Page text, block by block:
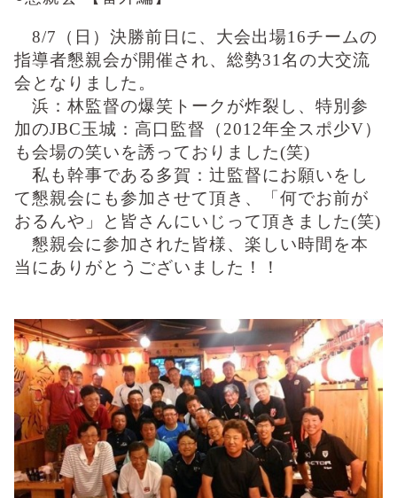
8/7 （日）決勝前日に、大会出場16チームの
指導者懇親会が開催され、総勢31 名の大交流
会となりました。
浜：林監督の爆笑トークが炸裂し、特別参
加のJBC玉城：高口監督（ 2012年全スポ少V）
も会場の笑いを誘っておりました(笑)
私も幹事である多賀：辻監督にお願いをし
て懇親会にも参加させて頂き、「何でお前が
おるんや」と皆さんにいじって頂きました(笑)
懇親会に参加された皆様、楽しい時間を本
当にありがとうございました！！